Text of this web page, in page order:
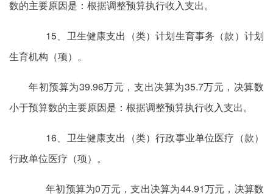
数的主要原因是：根据调整预算执行收入支出。
15、卫生健康支出（类）计划生育事务（款）计划
生育机构（项）。
年初预算为39.96万元，支出决算为35.7万元，决算数
小于预算数的主要原因是：根据调整预算执行收入支出。
16、卫生健康支出（类）行政事业单位医疗（款）
行政单位医疗（项）。
年初预算为0万元，支出决算为44.91万元，决算数